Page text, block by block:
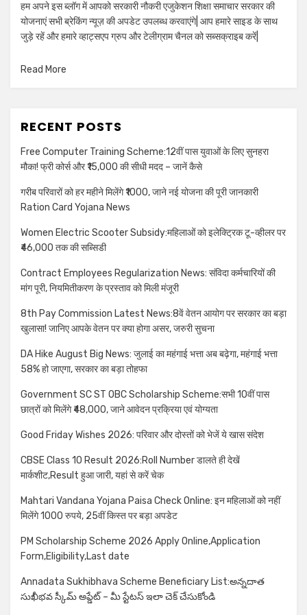
हम अपने इस ब्लॉग में आपको सरकारी नौकरी एजुकेशन शिक्षा समाचार सरकार की
योजनाएं सभी ब्रेकिंग न्यूज़ की अपडेट उपलब्ध करवाएंगे| आप हमारे साइड के साथ
जुड़े रहें और हमारे व्हाट्सएप ग्रुप और टेलीग्राम चैनल को सब्सक्राइब करें|
Read More
RECENT POSTS
Free Computer Training Scheme:12वीं पास युवाओं के लिए सुनहरा
मौका! फ्री कोर्स और ₹15,000 की सीधी मदद – जानें कैसे
गरीब परिवारों को हर महीने मिलेंगे ₹1000, जाने नई योजना की पूरी जानकारी
Ration Card Yojana News
Women Electric Scooter Subsidy:महिलाओं को इलेक्ट्रिक टू-व्हीलर पर
₹46,000 तक की सब्सिडी
Contract Employees Regularization News: संविदा कर्मचारियों की
मांग पूरी, नियमितीकरण के प्रस्ताव को मिली मंजूरी
8th Pay Commission Latest News:8वें वेतन आयोग पर सरकार का बड़ा
खुलासा! जानिए आपके वेतन पर क्या होगा असर, जरुरी सुचना
DA Hike August Big News: जुलाई का महंगाई भत्ता अब बढ़ेगा, महंगाई भत्ता
58% हो जाएगा, सरकार का बड़ा तोहफा
Government SC ST OBC Scholarship Scheme:सभी 10वीं पास
छात्रों को मिलेंगे ₹48,000, जाने आवेदन प्रक्रिया एवं योग्यता
Good Friday Wishes 2026: परिवार और दोस्तों को भेजें ये खास संदेश
CBSE Class 10 Result 2026:Roll Number डालते ही देखें
मार्कशीट,Result हुआ जारी, यहां से करें चेक
Mahtari Vandana Yojana Paisa Check Online: इन महिलाओं को नहीं
मिलेंगे 1000 रुपये, 25वीं किस्त पर बड़ा अपडेट
PM Scholarship Scheme 2026 Apply Online,Application
Form,Eligibility,Last date
Annadata Sukhibhava Scheme Beneficiary List:అన్నదాత
సుఖీభవ స్కీమ్ అప్డేట్ – మీ స్టేటస్ ఇలా చెక్ చేసుకోండి